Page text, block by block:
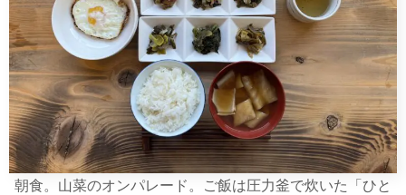
朝食。山菜のオンパレード。ご飯は圧力釜で炊いた「ひと